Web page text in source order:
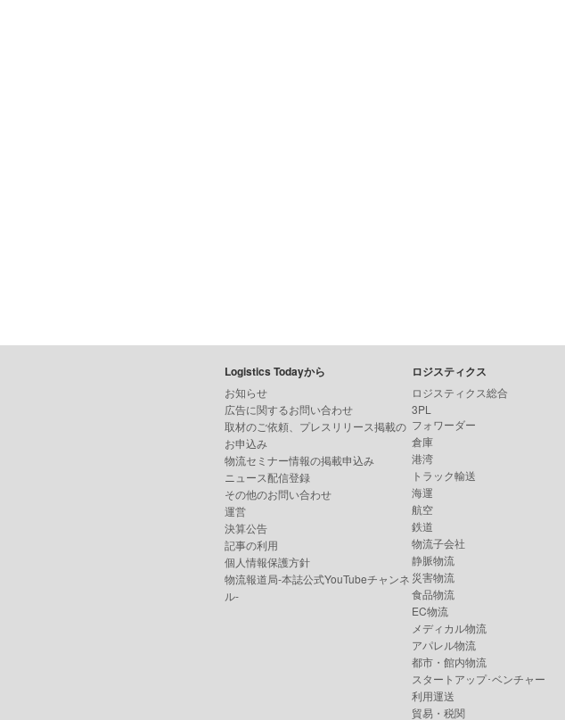
Logistics Todayから
お知らせ
広告に関するお問い合わせ
取材のご依頼、プレスリリース掲載の
お申込み
物流セミナー情報の掲載申込み
ニュース配信登録
その他のお問い合わせ
運営
決算公告
記事の利用
個人情報保護方針
物流報道局-本誌公式YouTubeチャンネ
ル-
ロジスティクス
ロジスティクス総合
3PL
フォワーダー
倉庫
港湾
トラック輸送
海運
航空
鉄道
物流子会社
静脈物流
災害物流
食品物流
EC物流
メディカル物流
アパレル物流
都市・館内物流
スタートアップ･ベンチャー
利用運送
貿易・税関